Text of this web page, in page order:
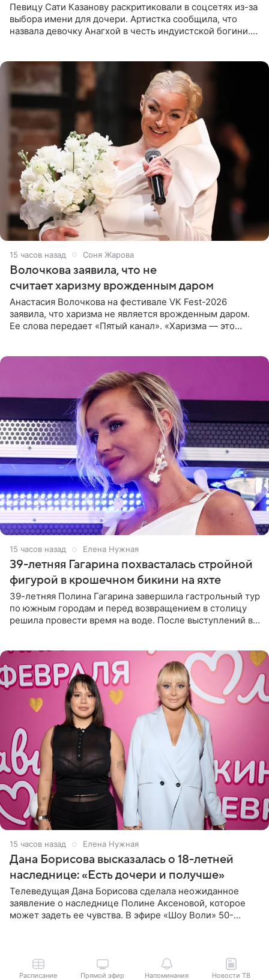
Певицу Сати Казанову раскритиковали в соцсетях из-за
выбора имени для дочери. Артистка сообщила, что
назвала девочку Анагхой в честь индуистской богини.
15 часов назад Соня Жарова
Волочкова заявила, что не
считает харизму врожденным даром
Анастасия Волочкова на фестивале VK Fest-2026
заявила, что харизма не является врожденным даром.
Ее слова передает «Пятый канал». «Харизма — это
15 часов назад Елена Нужная
39-летняя Гагарина похвасталась стройной
фигурой в крошечном бикини на яхте
39-летняя Полина Гагарина завершила гастрольный тур
по южным городам и перед возвращением в столицу
решила провести время на воде. После выступлений в
15 часов назад Елена Нужная
Дана Борисова высказалась о 18-летней
наследнице: «Есть дочери и получше»
Телеведущая Дана Борисова сделала неожиданное
заявление о наследнице Полине Аксеновой, которое
может задеть ее чувства. В эфире «Шоу Воли» 50-
Расписание Прямой эфир Напоминания Новости ТВ